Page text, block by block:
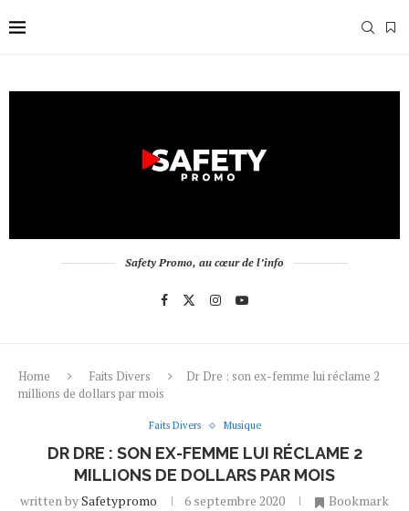
Safety Promo, au cœur de l’info
Home Faits Divers
Dr Dre : son ex-femme lui réclame 2
millions de dollars par mois
Faits Divers Musique
DR DRE : SON EX-FEMME LUI RÉCLAME 2
MILLIONS DE DOLLARS PAR MOIS
written bySafetypromo 6 septembre 2020 Bookmark